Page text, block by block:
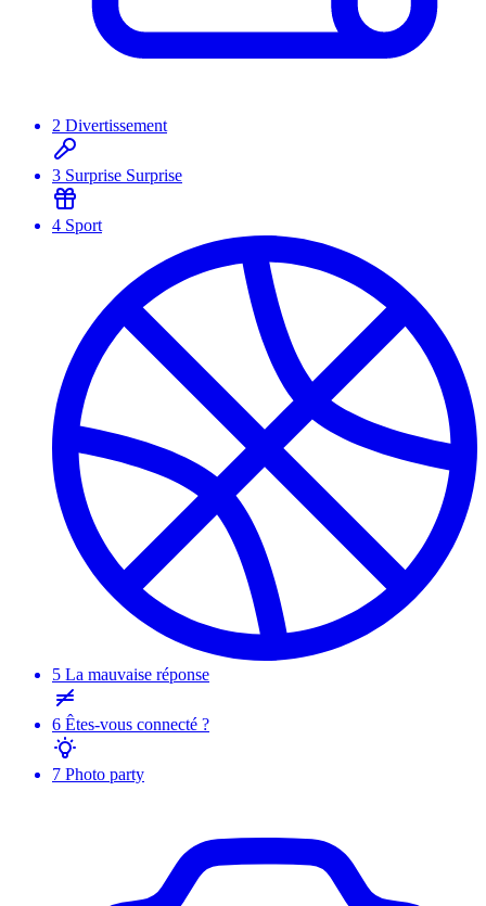
2 Divertissement
3 Surprise Surprise
4 Sport
5 La mauvaise réponse
6 Êtes-vous connecté ?
7 Photo party